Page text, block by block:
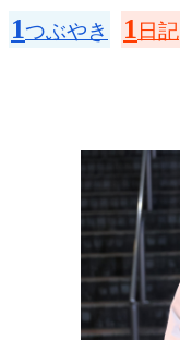
1つぶやき 1 日記